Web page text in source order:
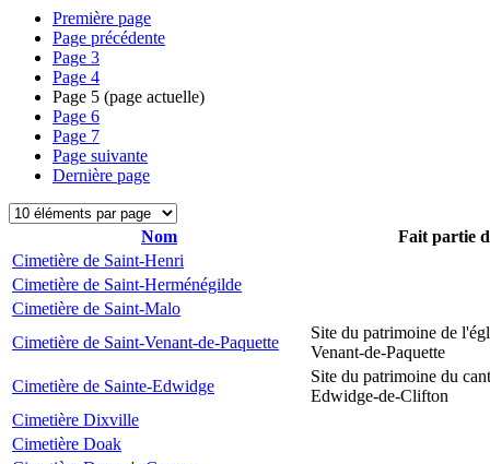
Première page
Page précédente
Page 3
Page 4
Page 5 (page actuelle)
Page 6
Page 7
Page suivante
Dernière page
Nom
Fait partie
Cimetière de Saint-Henri
Cimetière de Saint-Herménégilde
Cimetière de Saint-Malo
Cimetière de Saint-Venant-de-Paquette
Site du patrimoine de
Venant-de-Paquette
Cimetière de Sainte-Edwidge
Site du patrimoine du
Edwidge-de-Clifton
Cimetière Dixville
Cimetière Doak